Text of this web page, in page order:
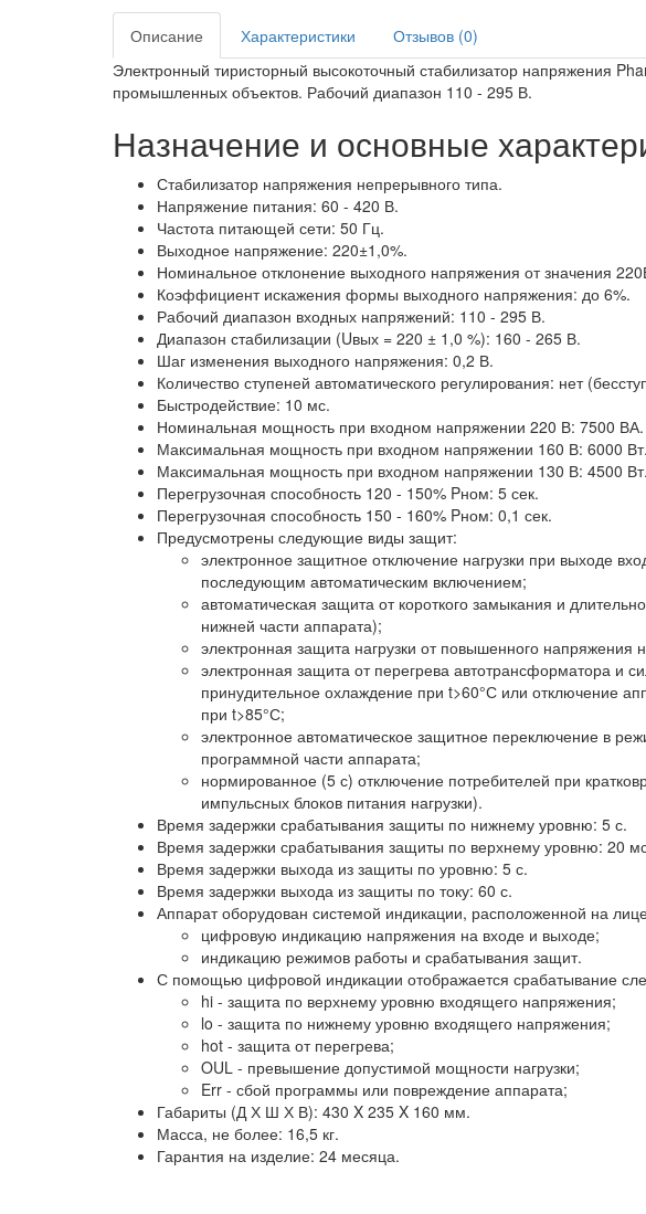
Описание Характеристики
Отзывов (0)
Электронный тиристорный высокоточный стабилизатор напряжения
промышленных объектов. Рабочий диапазон 110 - 295 В.
Назначение и основные
Стабилизатор напряжения непрерывного типа.
Напряжение питания: 60 - 420 В.
Частота питающей сети: 50 Гц.
Выходное напряжение: 220±1,0%.
Номинальное отклонение выходного напряжения от значения
Коэффициент искажения формы выходного напряжения: до 6%.
Рабочий диапазон входных напряжений: 110 - 295 В.
Диапазон стабилизации (Uвых = 220 ± 1,0 %): 160 - 265 В.
Шаг изменения выходного напряжения: 0,2 В.
Количество ступеней автоматического регулирования: нет
Быстродействие: 10 мс.
Номинальная мощность при входном напряжении 220 В: 7500 ВА.
Максимальная мощность при входном напряжении 160 В: 6000 Вт.
Максимальная мощность при входном напряжении 130 В: 4500 Вт.
Перегрузочная способность 120 - 150% Pном: 5 сек.
Перегрузочная способность 150 - 160% Pном: 0,1 сек.
Предусмотрены следующие виды защит:
электронное защитное отключение нагрузки при выходе
последующим автоматическим включением;
автоматическая защита от короткого замыкания и
нижней части аппарата);
электронная защита нагрузки от повышенного
электронная защита от перегрева автотрансформатора и
принудительное охлаждение при t>60°С или отключение
при t>85°С;
электронное автоматическое защитное переключение в
программной части аппарата;
нормированное (5 с) отключение потребителей при
импульсных блоков питания нагрузки).
Время задержки срабатывания защиты по нижнему уровню: 5 с.
Время задержки срабатывания защиты по верхнему уровню: 20
Время задержки выхода из защиты по уровню: 5 с.
Время задержки выхода из защиты по току: 60 с.
Аппарат оборудован системой индикации, расположенной на
цифровую индикацию напряжения на входе и выходе;
индикацию режимов работы и срабатывания защит.
С помощью цифровой индикации отображается срабатывание
hi - защита по верхнему уровню входящего напряжения;
lo - защита по нижнему уровню входящего напряжения;
hot - защита от перегрева;
OUL - превышение допустимой мощности нагрузки;
Err - сбой программы или повреждение аппарата;
Габариты (Д Х Ш Х В): 430 X 235 X 160 мм.
Масса, не более: 16,5 кг.
Гарантия на изделие: 24 месяца.